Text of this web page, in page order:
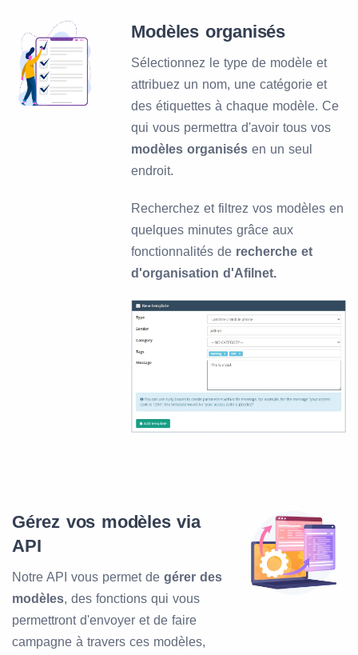
Modèles organisés
Sélectionnez le type de modèle et
attribuez un nom, une catégorie et
des étiquettes à chaque modèle. Ce
qui vous permettra d'avoir tous vos
modèles organisés en un seul
endroit.
Recherchez et filtrez vos modèles en
quelques minutes grâce aux
fonctionnalités de recherche et
d'organisation d'Afilnet.
Gérez vos modèles via
API
Notre API vous permet de gérer des
modèles, des fonctions qui vous
permettront d'envoyer et de faire
campagne à travers ces modèles,